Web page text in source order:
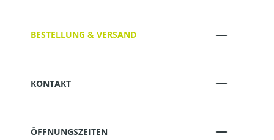
BESTELLUNG & VERSAND
KONTAKT
ÖFFNUNGSZEITEN